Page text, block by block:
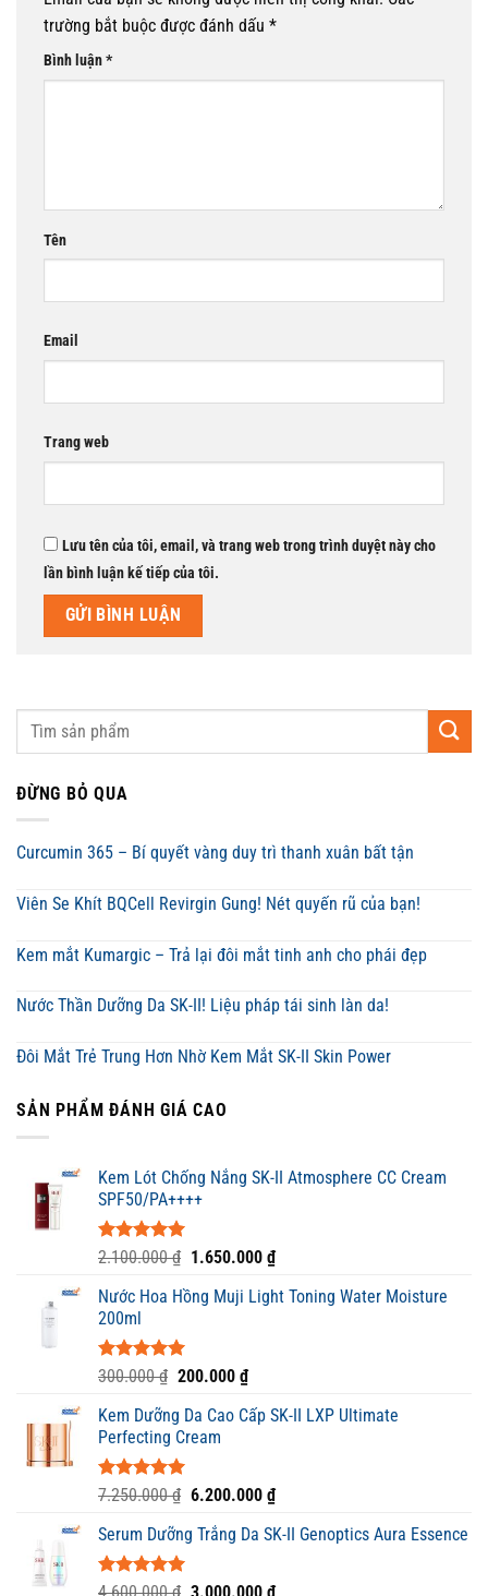
trường bắt buộc được đánh dấu *
Bình luận*
Tên
Email
Trang web
Lưu tên của tôi, email, và trang web trong trình duyệt này cho
lần bình luận kế tiếp của tôi.
ĐỪNG BỎ QUA
Curcumin 365 – Bí quyết vàng duy trì thanh xuân bất tận
Viên Se Khít BQCell Revirgin Gung! Nét quyến rũ của bạn!
Kem mắt Kumargic – Trả lại đôi mắt tinh anh cho phái đẹp
Nước Thần Dưỡng Da SK-II! Liệu pháp tái sinh làn da!
Đôi Mắt Trẻ Trung Hơn Nhờ Kem Mắt SK-II Skin Power
SẢN PHẨM ĐÁNH GIÁ CAO
Kem Lót Chống Nắng SK-II Atmosphere CC Cream
SPF50/PA++++
Được xếp
5 sao
2.100.000₫ Giá
là:
1.650.000 ₫Giá
tại
Nước Hoa Hồng Muji Light Toning Water Moisture
200ml
Được xếp
5.00
5 sao
300.000₫ Giá
là:
300.000 ₫.
200.000 ₫Giá
tại
Kem Dưỡng Da Cao Cấp SK-II LXP Ultimate
Perfecting Cream
Được xếp
5 sao
7.250.000₫ Giá
là:
6.200.000 ₫Giá
tại
6.200.000 ₫.
Serum Dưỡng Trắng Da SK-II Genoptics Aura Essence
Được xếp
Giá
Giá